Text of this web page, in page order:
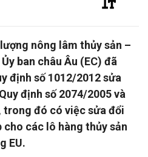
nông lâm thủy sản –
ban châu Âu (EC) đã
định số 1012/2012 sửa
định số 2074/2005 và
trong đó có việc sửa đổi
các lô hàng thủy sản
EU.